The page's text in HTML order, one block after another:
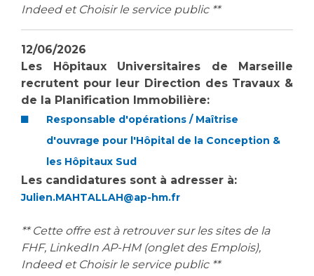
Qualité
Nos indicateurs qualité et de sécurité des soins
Protection des données
Sécurité
Les recherches en santé à l’AP-HM
Lieu de santé sans tabac
Indeed et Choisir le service public **
12/06/2026
Les Hôpitaux Universitaires de Marseille
recrutent pour leur Direction des Travaux &
de la Planification Immobilière:
Responsable d'opérations / Maîtrise
d'ouvrage pour l'Hôpital de la Conception &
les Hôpitaux Sud
Les candidatures sont à adresser à:
Julien.MAHTALLAH@ap-hm.fr
** Cette offre est à retrouver sur les sites de la
FHF, LinkedIn AP-HM (onglet des Emplois),
Indeed et Choisir le service public **